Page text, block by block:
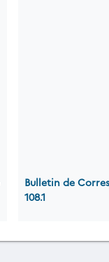
Bulletin de
108.1